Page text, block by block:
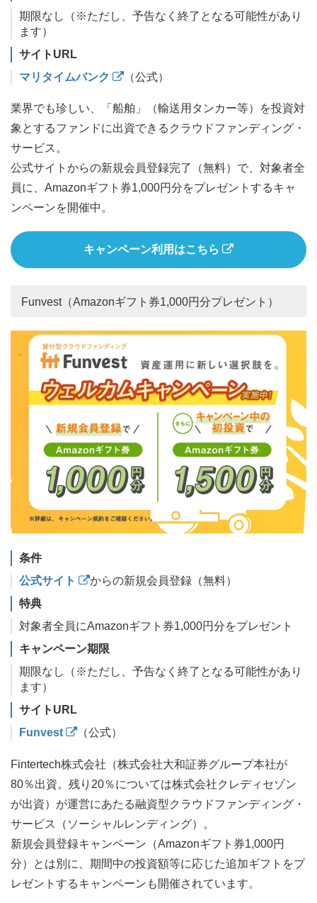
期限なし（※ただし、予告なく終了となる可能性があり
ます）
サイトURL
マリタイムバンク
（公式）
業界でも珍しい、「船舶」（輸送用タンカー等）を投資対
象とするファンドに出資できるクラウドファンディング・
サービス。
公式サイトからの新規会員登録完了（無料）で、対象者全
員に、Amazonギフト券1,000円分をプレゼントするキャ
ンペーンを開催中。
キャンペーン利用はこちら
Funvest（Amazonギフト券1,000円分プレゼント）
条件
公式サイト
からの新規会員登録（無料）
特典
対象者全員にAmazonギフト券1,000円分をプレゼント
キャンペーン期限
期限なし（※ただし、予告なく終了となる可能性があり
ます）
サイトURL
Funvest
（公式）
Fintertech株式会社（株式会社大和証券グループ本社が
80％出資。残り20％については株式会社クレディセゾン
が出資）が運営にあたる融資型クラウドファンディング・
サービス（ソーシャルレンディング）。
新規会員登録キャンペーン（Amazonギフト券1,000円
分）とは別に、期間中の投資額等に応じた追加ギフトをプ
レゼントするキャンペーンも開催されています。